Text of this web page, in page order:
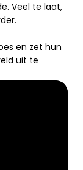
Veel te laat,
en zet hun
uit te